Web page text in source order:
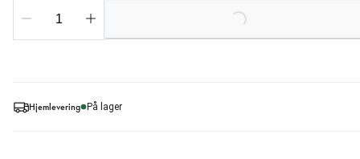
Hjemlevering På lager
Loading...